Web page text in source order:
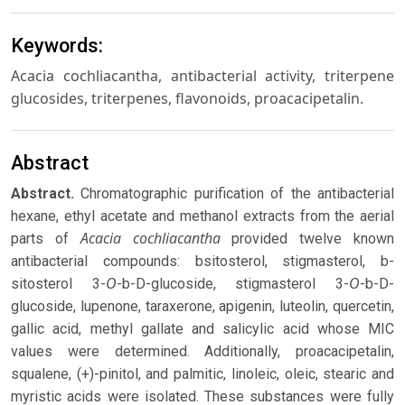
Keywords:
Acacia cochliacantha, antibacterial activity, triterpene
glucosides, triterpenes, flavonoids, proacacipetalin.
Abstract
Abstract.Chromatographic purification of the antibacterial
hexane, ethyl acetate and methanol extracts from the aerial
parts ofAcacia cochliacanthaprovided twelve known
antibacterial compounds: bsitosterol, stigmasterol, b-
sitosterol 3-O-b-D-glucoside, stigmasterol 3-O-b-D-
glucoside, lupenone, taraxerone, apigenin, luteolin, quercetin,
gallic acid, methyl gallate and salicylic acid whose MIC
values were determined. Additionally, proacacipetalin,
squalene, (+)-pinitol, and palmitic, linoleic, oleic, stearic and
myristic acids were isolated. These substances were fully